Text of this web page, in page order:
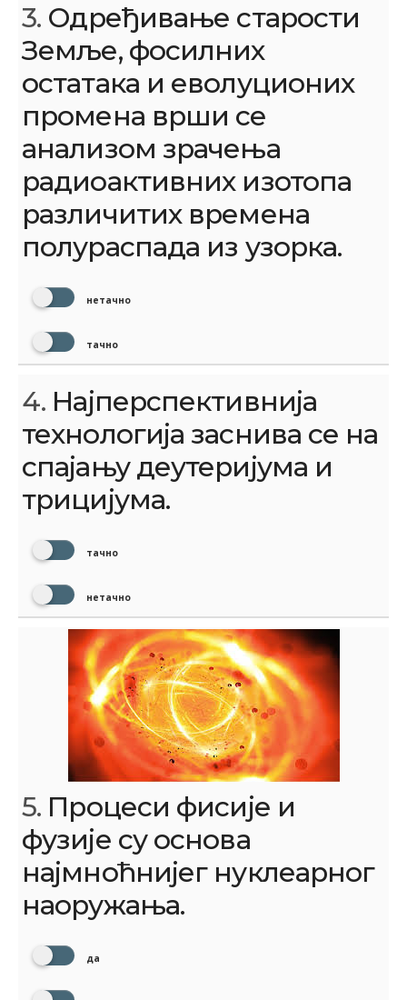
3. Одређивање старости
Земље, фосилних
остатака и еволуционих
промена врши се
анализом зрачења
радиоактивних изотопа
различитих времена
полураспада из узорка.
нетачно
тачно
4. Најперспективнија
технологија заснива се на
спајању деутеријума и
трицијума.
тачно
нетачно
5. Процеси фисије и
фузије су основа
најмноћнијег нуклеарног
наоружања.
да